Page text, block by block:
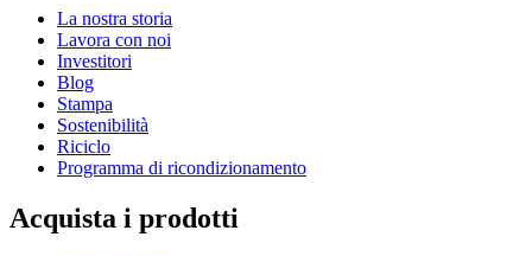
La nostra storia
Lavora con noi
Investitori
Blog
Stampa
Sostenibilità
Riciclo
Programma di ricondizionamento
Acquista i prodotti